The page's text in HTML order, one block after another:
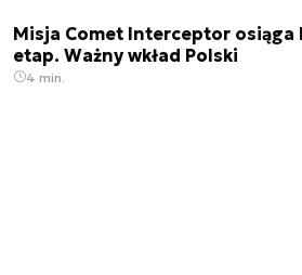
Misja Comet Interceptor osiąga
etap. Ważny wkład Polski
4 min.